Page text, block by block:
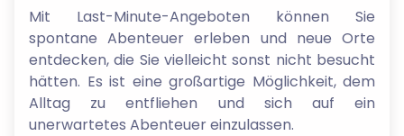
Mit Last-Minute-Angeboten können Sie
spontane Abenteuer erleben und neue Orte
entdecken, die Sie vielleicht sonst nicht besucht
hätten. Es ist eine großartige Möglichkeit, dem
Alltag zu entfliehen und sich auf ein
unerwartetes Abenteuer einzulassen.